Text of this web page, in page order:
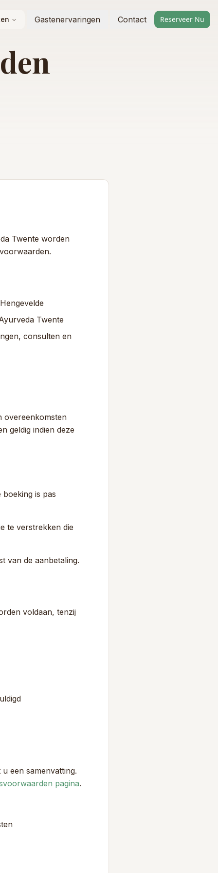
Gastenervaringen Contact Reserveer Nu
Twente worden
Twente
consulten en
overeenkomsten
geldig indien deze
is pas
te verstrekken die
van de aanbetaling.
voldaan, tenzij
een samenvatting.
pagina.